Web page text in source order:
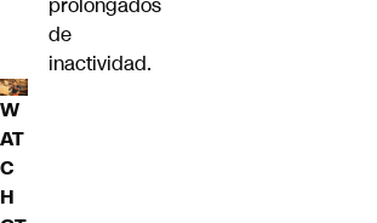
de
inactividad.
W
AT
C
H